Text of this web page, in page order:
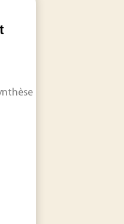
Cette
devis et de l’offre
pour toutes les